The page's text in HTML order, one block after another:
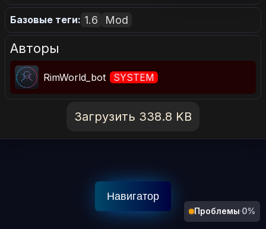
Базовые теги: 1.6 Mod
Авторы
RimWorld_bot SYSTEM
Загрузить 338.8 KB
Навигатор
Проблемы·0%